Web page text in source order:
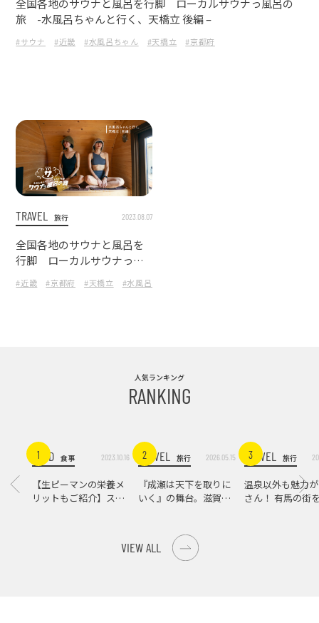
旅 -水風呂ちゃんと行く、天橋立 後編 –
#サウナ #近畿 #水風呂ちゃん #天橋立 #京都府
TRAVEL 旅行 2023.08.07
全国各地のサウナと風呂を
行脚 ローカルサウナっ風
呂の旅 -水風呂ちゃんと行
く、京都府天橋立サウナ旅
#近畿 #京都府 #天橋立 #水風呂ちゃん
人気ランキング
RANKING
1FOOD 食事 2023.10.16
【生ピーマンの栄養メ
リットもご紹介】スパ
2
TRAVEL 旅行 2026.05.15
『成瀬は天下を取りに
いく』の舞台。滋賀県
3
TRAVEL 旅行
温泉以外も魅力
さん！ 有馬の街
VIEW ALL